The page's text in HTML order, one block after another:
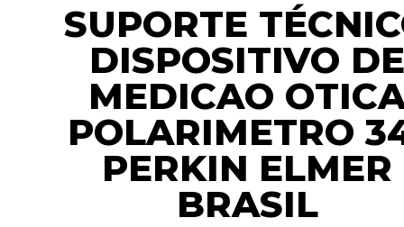
SUPORTE
DISPOSITIVO DE
MEDICAO
POLARIMETRO
PERKIN ELMER
BRASIL